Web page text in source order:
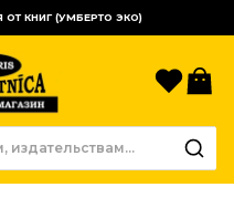
ОТ КНИГ (УМБЕРТО ЭКО)